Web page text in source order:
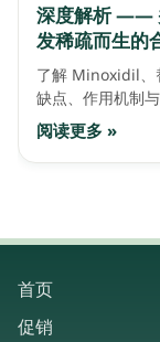
深度解析 ——
发稀疏而生的
了解 Minoxidil
缺点、作用机制与
阅读更多 »
首页
促销